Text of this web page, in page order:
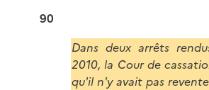
90
Dans deux arrêts
2010, la Cour de
qu'il n'y avait pas